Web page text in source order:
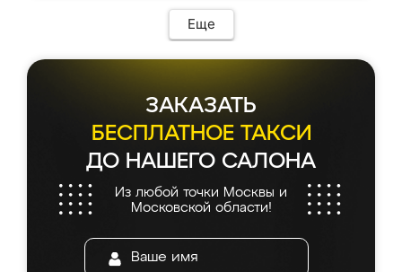
Еще
ЗАКАЗАТЬ
БЕСПЛАТНОЕ ТАКСИ
ДО НАШЕГО САЛОНА
Из любой точки Москвы и
Московской области!